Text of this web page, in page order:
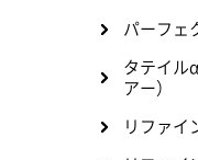
パーフェ
タテイル
アー）
リファイ